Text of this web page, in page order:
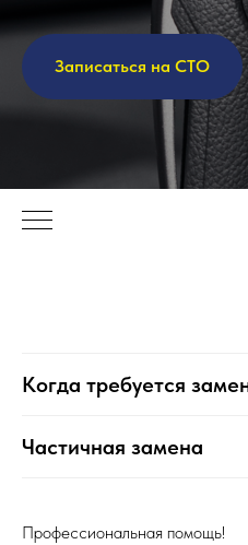
Записаться на СТО
Когда требуется
Частичная замена
Профессиональная помощь!